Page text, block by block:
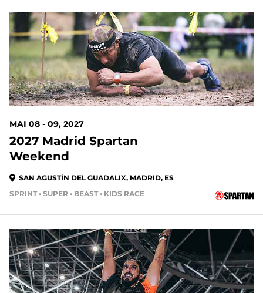
MAI 08 - 09, 2027
2027 Madrid Spartan
Weekend
SAN AGUSTÍN DEL GUADALIX, MADRID, ES
SPRINT • SUPER • BEAST • KIDS RACE